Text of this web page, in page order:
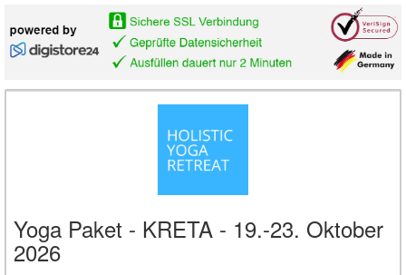
Yoga Paket - KRETA - 19.-23. Oktober
2026